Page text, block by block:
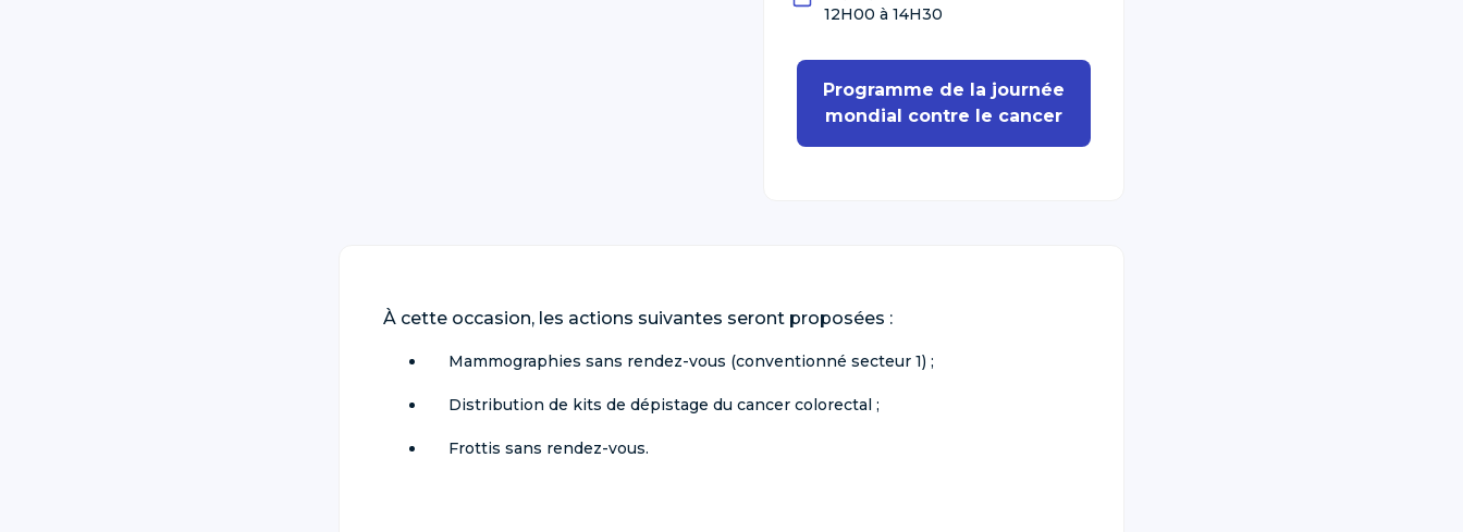
12H00 à 14H30
Programme de la journée
mondial contre le cancer
À cette occasion, les actions suivantes seront proposées :
Mammographies sans rendez-vous (conventionné secteur 1) ;
Distribution de kits de dépistage du cancer colorectal ;
Frottis sans rendez-vous.